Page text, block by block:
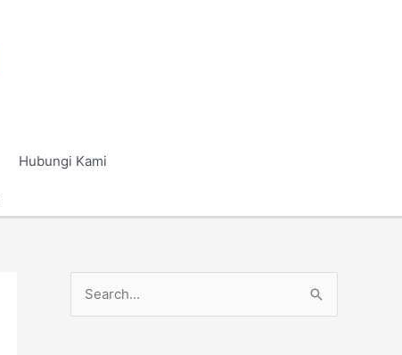
Hubungi Kami